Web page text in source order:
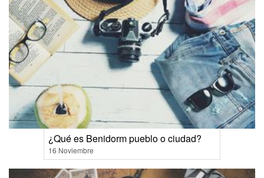
¿Qué es Benidorm pueblo o ciudad?
16 Noviembre